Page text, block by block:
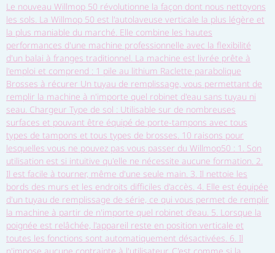
Le nouveau Willmop 50 révolutionne la façon dont nous nettoyons
les sols. La Willmop 50 est l'autolaveuse verticale la plus légère et
la plus maniable du marché. Elle combine les hautes
performances d'une machine professionnelle avec la flexibilité
d'un balai à franges traditionnel. La machine est livrée prête à
l'emploi et comprend : 1 pile au lithium Raclette parabolique
Brosses à récurer Un tuyau de remplissage, vous permettant de
remplir la machine à n'importe quel robinet d'eau sans tuyau ni
seau. Chargeur Type de sol : Utilisable sur de nombreuses
surfaces et pouvant être équipé de porte-tampons avec tous
types de tampons et tous types de brosses. 10 raisons pour
lesquelles vous ne pouvez pas vous passer du Willmop50 : 1. Son
utilisation est si intuitive qu'elle ne nécessite aucune formation. 2.
Il est facile à tourner, même d'une seule main. 3. Il nettoie les
bords des murs et les endroits difficiles d'accès. 4. Elle est équipée
d'un tuyau de remplissage de série, ce qui vous permet de remplir
la machine à partir de n'importe quel robinet d'eau. 5. Lorsque la
poignée est relâchée, l'appareil reste en position verticale et
toutes les fonctions sont automatiquement désactivées. 6. Il